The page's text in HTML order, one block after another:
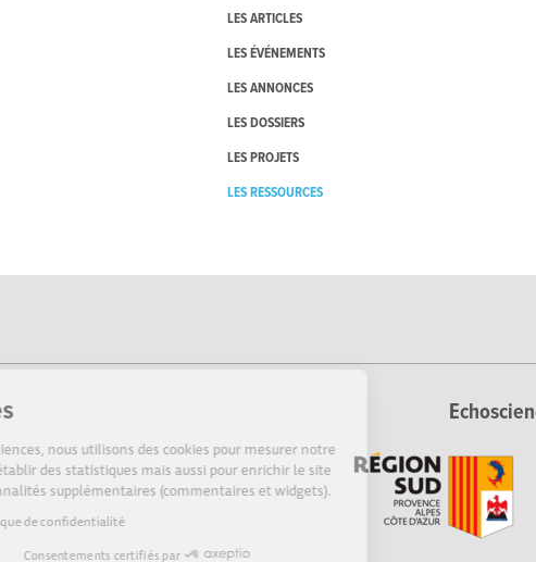
Sur Echosciences, nous utilisons des cookies pour mesurer notre
audience, établir des statistiques mais aussi pour enrichir le site
de fonctionnalités supplémentaires (commentaires et widgets).
Lire la politique de confidentialité
Consentements certifiés par
LES ARTICLES
LES ÉVÉNEMENTS
LES ANNONCES
LES DOSSIERS
LES PROJETS
LES RESSOURCES